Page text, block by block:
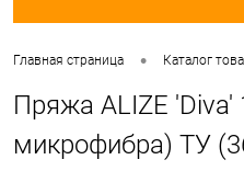
Главная страница • Каталог
Пряжа ALIZE 'Diva'
микрофибра) ТУ